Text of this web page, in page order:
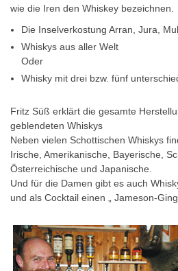
wie die Iren den Whiskey bezeichnen.
Die Inselverkostung Arran, Jura,
Whiskys aus aller Welt
Oder
Whisky mit drei bzw. fünf
Fritz Süß erklärt die gesamte
geblendeten Whiskys
Neben vielen Schottischen Whiskys
Irische, Amerikanische, Bayerische,
Österreichische und Japanische.
Und für die Damen gibt es auch
und als Cocktail einen „ Jameson-